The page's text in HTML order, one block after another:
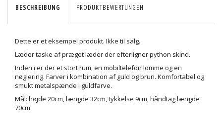
BESCHREIBUNG PRODUKTBEWERTUNGEN
Dette er et eksempel produkt. Ikke til salg.
Læder taske af præget læder der efterligner python skind.
Inden i er der et stort rum, en mobiltelefon lomme og en
nøglering. Farver i kombination af guld og brun. Komfortabel og
smukt metalspænde i guldfarve.
Mål: højde 20cm, længde 32cm, tykkelse 9cm, håndtag længde
70cm.